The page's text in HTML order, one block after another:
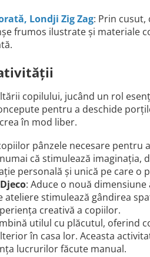
Londji Zig Zag: Prin cusut,
frumos ilustrate și materiale
copilului, jucând un rol
pentru a deschide
în mod liber.
pânzele necesare pentru
că stimulează imaginația,
personală și unică pe care o
: Aduce o nouă
stimulează gândirea
creativă a copiilor.
utilul cu plăcutul, oferind
în casa lor. Aceasta
lucrurilor făcute manual.